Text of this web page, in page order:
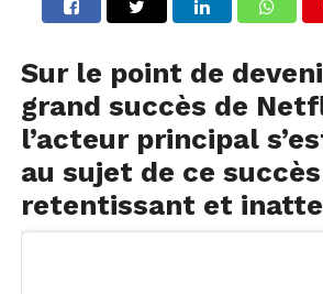
Sur le point de
grand succès de
l’acteur principal
au sujet de ce succès
retentissant et